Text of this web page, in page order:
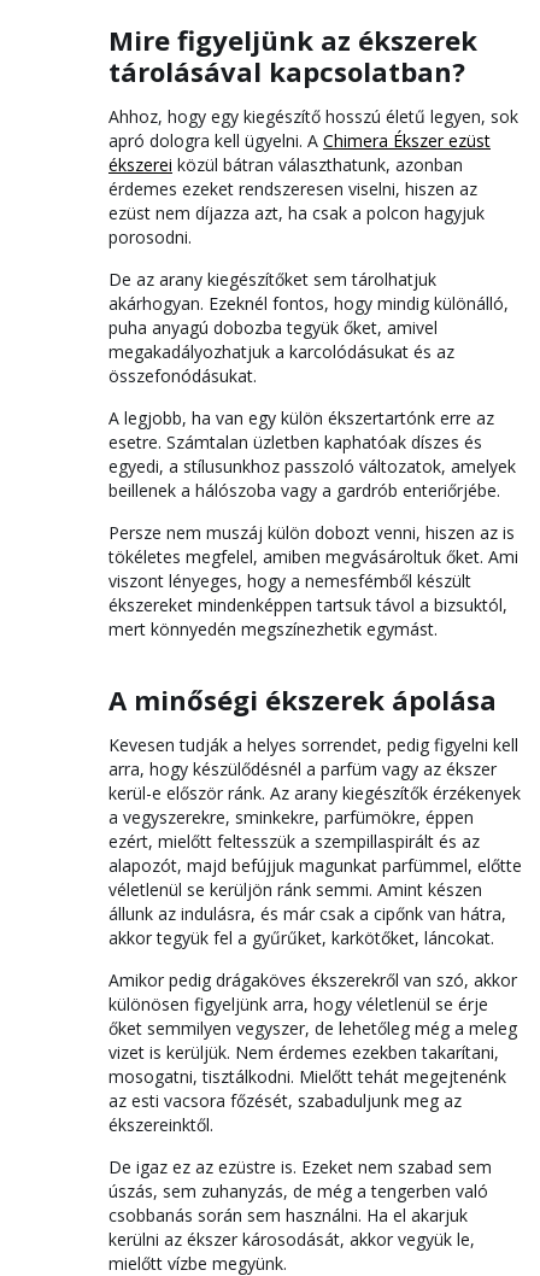
Mire figyeljünk az ékszerek
tárolásával kapcsolatban?
Ahhoz, hogy egy kiegészítő hosszú életű legyen, sok
apró dologra kell ügyelni. A Chimera Ékszer ezüst
ékszerei közül bátran választhatunk, azonban
érdemes ezeket rendszeresen viselni, hiszen az
ezüst nem díjazza azt, ha csak a polcon hagyjuk
porosodni.
De az arany kiegészítőket sem tárolhatjuk
akárhogyan. Ezeknél fontos, hogy mindig különálló,
puha anyagú dobozba tegyük őket, amivel
megakadályozhatjuk a karcolódásukat és az
összefonódásukat.
A legjobb, ha van egy külön ékszertartónk erre az
esetre. Számtalan üzletben kaphatóak díszes és
egyedi, a stílusunkhoz passzoló változatok, amelyek
beillenek a hálószoba vagy a gardrób enteriőrjébe.
Persze nem muszáj külön dobozt venni, hiszen az is
tökéletes megfelel, amiben megvásároltuk őket. Ami
viszont lényeges, hogy a nemesfémből készült
ékszereket mindenképpen tartsuk távol a bizsuktól,
mert könnyedén megszínezhetik egymást.
A minőségi ékszerek ápolása
Kevesen tudják a helyes sorrendet, pedig figyelni kell
arra, hogy készülődésnél a parfüm vagy az ékszer
kerül-e először ránk. Az arany kiegészítők érzékenyek
a vegyszerekre, sminkekre, parfümökre, éppen
ezért, mielőtt feltesszük a szempillaspirált és az
alapozót, majd befújjuk magunkat parfümmel, előtte
véletlenül se kerüljön ránk semmi. Amint készen
állunk az indulásra, és már csak a cipőnk van hátra,
akkor tegyük fel a gyűrűket, karkötőket, láncokat.
Amikor pedig drágaköves ékszerekről van szó, akkor
különösen figyeljünk arra, hogy véletlenül se érje
őket semmilyen vegyszer, de lehetőleg még a meleg
vizet is kerüljük. Nem érdemes ezekben takarítani,
mosogatni, tisztálkodni. Mielőtt tehát megejtenénk
az esti vacsora főzését, szabaduljunk meg az
ékszereinktől.
De igaz ez az ezüstre is. Ezeket nem szabad sem
úszás, sem zuhanyzás, de még a tengerben való
csobbanás során sem használni. Ha el akarjuk
kerülni az ékszer károsodását, akkor vegyük le,
mielőtt vízbe megyünk.